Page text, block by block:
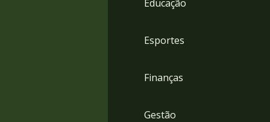
Educação
Esportes
Finanças
Gestão